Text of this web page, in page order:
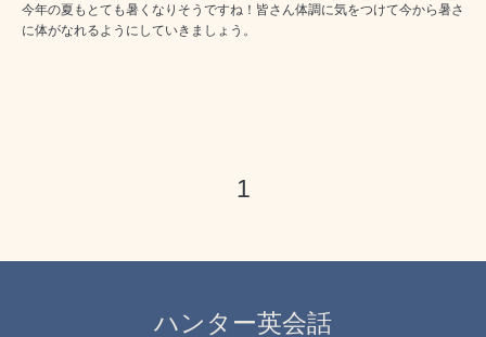
今年の夏もとても暑くなりそうですね！皆さん体調に気をつけて今から暑さ
に体がなれるようにしていきましょう。
1
ハンター英会話